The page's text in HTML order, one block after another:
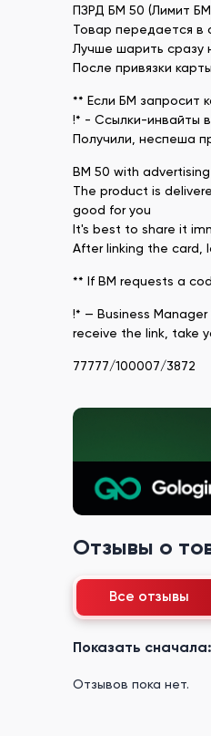
ПЗРД БМ 50 (Лимит
Товар передается в
Лучше шарить сразу
После привязки
** Если БМ запросит
!* - Ссылки-инвайты
Получили, неспеша
BM 50 with
The product is
good for you
It's best to share it
After linking the card,
** If BM requests a
!* — Business
receive the link, take
77777/100007/3872
Отзывы о
Все отзывы
Показать сначала:
Отзывов пока нет.